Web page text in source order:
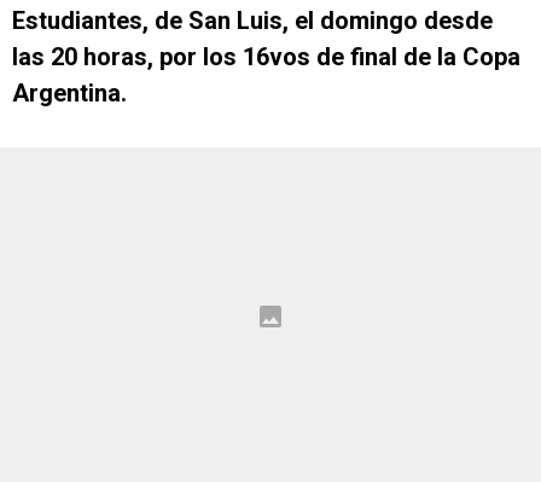
Estudiantes, de San Luis, el domingo desde
las 20 horas, por los 16vos de final de la Copa
Argentina.